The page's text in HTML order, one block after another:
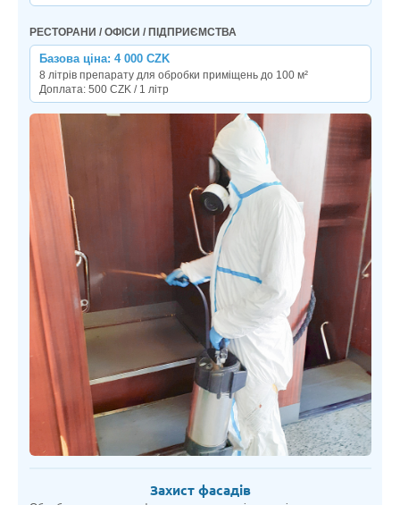
РЕСТОРАНИ / ОФІСИ / ПІДПРИЄМСТВА
Базова ціна: 4 000 CZK
8 літрів препарату для обробки приміщень до 100 м²
Доплата: 500 CZK / 1 літр
Захист фасадів